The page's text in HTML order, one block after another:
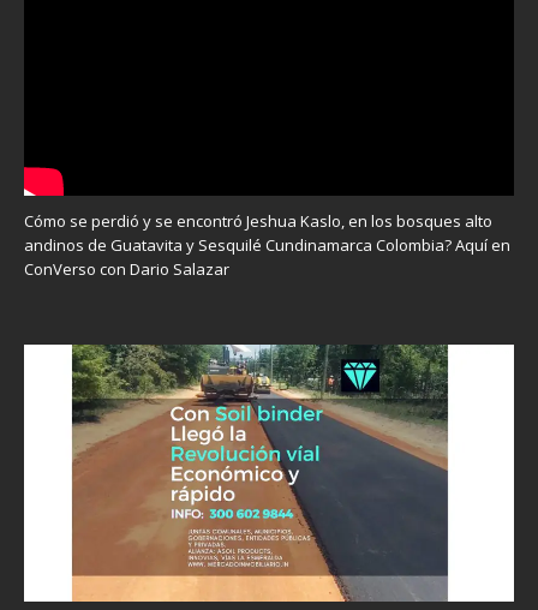
Cómo se perdió y se encontró Jeshua Kaslo, en los bosques alto
andinos de Guatavita y Sesquilé Cundinamarca Colombia? Aquí en
ConVerso con Dario Salazar